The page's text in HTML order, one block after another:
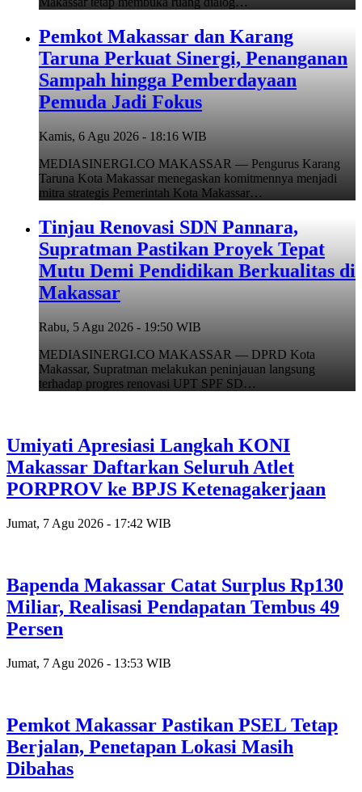
Pemkot Makassar dan Karang
Taruna Perkuat Sinergi, Penanganan
Sampah hingga Pemberdayaan
Pemuda Jadi Fokus
Kamis, 6 Agu 2026 - 18:16 WIB
MEDIASINERGI.CO MAKASSAR — Pengurus Karang
Taruna Kota Makassar menegaskan komitmennya menjadi
mitra strategis Pemerintah Kota Makassar…
Tinjau Renovasi SDN Pannara,
Supratman Pastikan Proyek Tepat
Mutu Demi Pendidikan Berkualitas di
Makassar
Rabu, 5 Agu 2026 - 19:50 WIB
MEDIASINERGI.CO MAKASSAR — DPRD Kota
Makassar, Supratman melakukan peninjauan langsung
terhadap progres renovasi UPT SPF SD…
Umiyati Apresiasi Langkah KONI
Makassar Daftarkan Seluruh Atlet
PORPROV ke BPJS Ketenagakerjaan
Jumat, 7 Agu 2026 - 17:42 WIB
Bapenda Makassar Catat Surplus Rp130
Miliar, Realisasi Pendapatan Tembus 49
Persen
Jumat, 7 Agu 2026 - 13:53 WIB
Pemkot Makassar Pastikan PSEL Tetap
Berjalan, Penetapan Lokasi Masih
Dibahas